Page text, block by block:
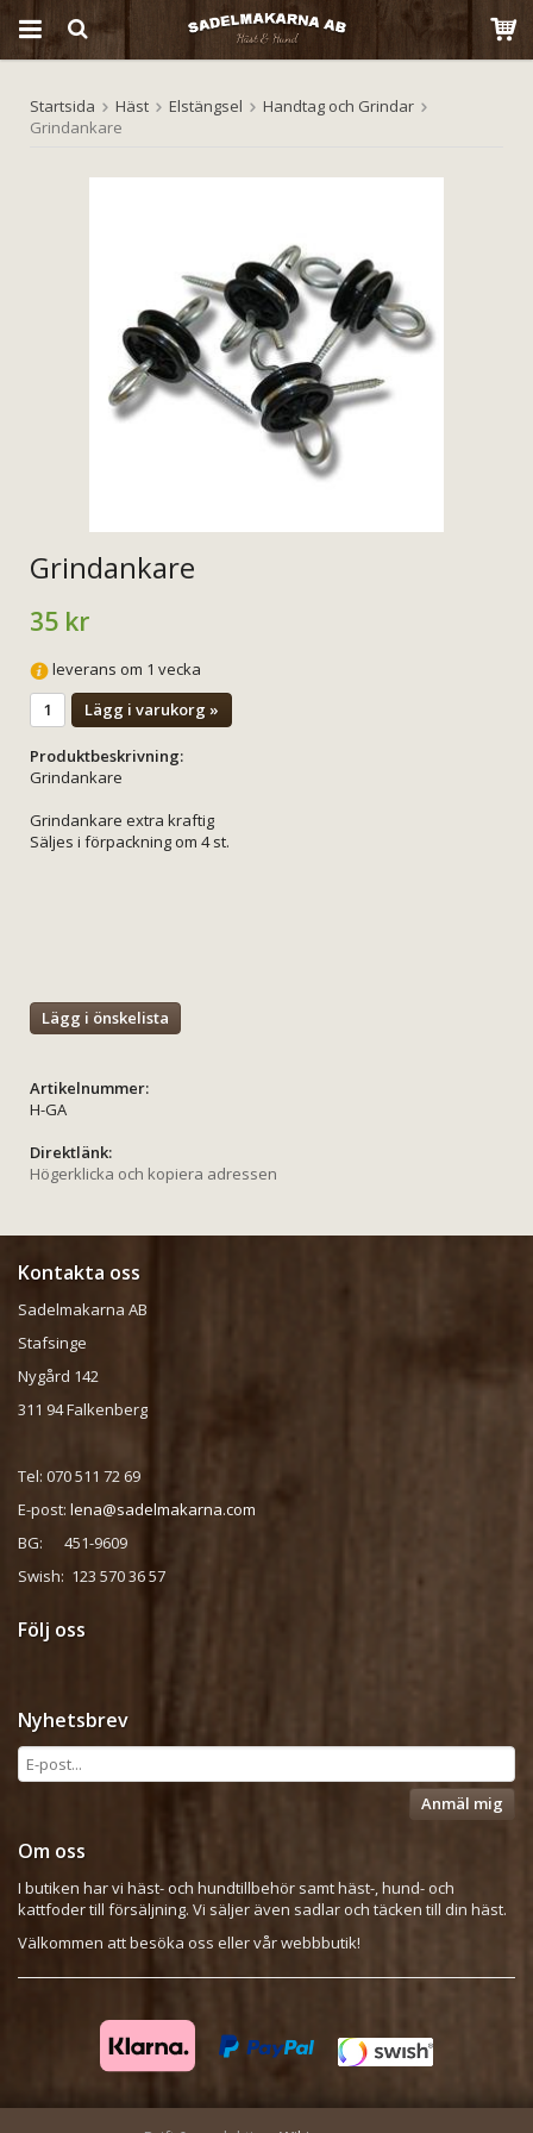
Produkten har blivit tillagd i varukorgen
Startsida Häst Elstängsel
Handtag och Grindar
Grindankare
Grindankare
35 kr
leverans om 1 vecka
Lägg i varukorg »
Produktbeskrivning:
Grindankare
Grindankare extra kraftig
Säljes i förpackning om 4 st.
Lägg i önskelista
Artikelnummer:
H-GA
Direktlänk:
Högerklicka och kopiera adressen
Kontakta oss
Sadelmakarna AB
Stafsinge
Nygård 142
311 94 Falkenberg
Tel: 070 511 72 69
E-post: lena@sadelmakarna.com
BG: 451-9609
Swish: 123 570 36 57
Följ oss
Nyhetsbrev
Anmäl mig
Om oss
I butiken har vi häst- och hundtillbehör samt häst-, hund- och
kattfoder till försäljning. Vi säljer även sadlar och täcken till din häst.
Välkommen att besöka oss eller vår webbbutik!